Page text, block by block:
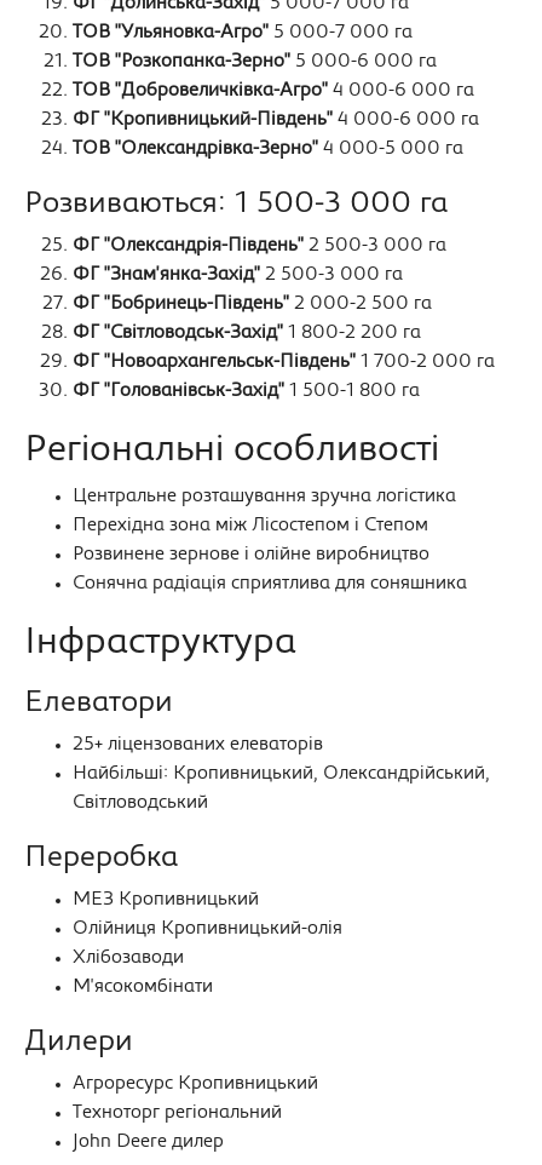
ФГ "Долинська-Захід" 5 000-7 000 га
ТОВ "Ульяновка-Агро" 5 000-7 000 га
ТОВ "Розкопанка-Зерно" 5 000-6 000 га
ТОВ "Добровеличківка-Агро" 4 000-6 000 га
ФГ "Кропивницький-Південь" 4 000-6 000 га
ТОВ "Олександрівка-Зерно" 4 000-5 000 га
Розвиваються: 1 500-3 000 га
ФГ "Олександрія-Південь" 2 500-3 000 га
ФГ "Знам'янка-Захід" 2 500-3 000 га
ФГ "Бобринець-Південь" 2 000-2 500 га
ФГ "Світловодськ-Захід" 1 800-2 200 га
ФГ "Новоархангельськ-Південь" 1 700-2 000 га
ФГ "Голованівськ-Захід" 1 500-1 800 га
Регіональні особливості
Центральне розташування зручна логістика
Перехідна зона між Лісостепом і Степом
Розвинене зернове і олійне виробництво
Сонячна радіація сприятлива для соняшника
Інфраструктура
Елеватори
25+ ліцензованих елеваторів
Найбільші: Кропивницький, Олександрійський,
Світловодський
Переробка
МЕЗ Кропивницький
Олійниця Кропивницький-олія
Хлібозаводи
М'ясокомбінати
Дилери
Агроресурс Кропивницький
Техноторг регіональний
John Deere дилер